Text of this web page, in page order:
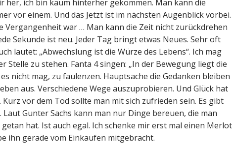
her, ich bin kaum hinterher gekommen. Man kann die
vor einem. Und das Jetzt ist im nächsten Augenblick vorbei.
Vergangenheit war … Man kann die Zeit nicht zurückdrehen
Sekunde ist neu. Jeder Tag bringt etwas Neues. Sehr oft
lautet: „Abwechslung ist die Würze des Lebens“. Ich mag
Stelle zu stehen. Fanta 4 singen: „In der Bewegung liegt die
nicht mag, zu faulenzen. Hauptsache die Gedanken bleiben
aus. Verschiedene Wege auszuprobieren. Und Glück hat
vor dem Tod sollte man mit sich zufrieden sein. Es gibt
Gunter Sachs kann man nur Dinge bereuen, die man
hat. Ist auch egal. Ich schenke mir erst mal einen Merlot
ihn gerade vom Einkaufen mitgebracht.